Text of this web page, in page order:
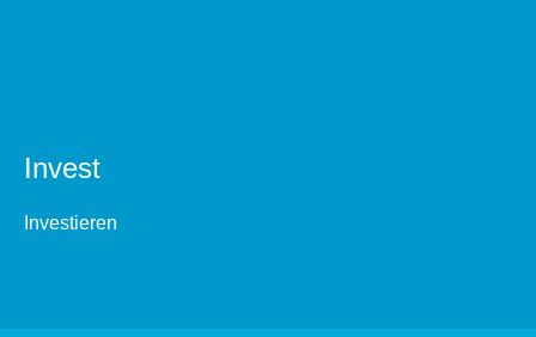
Invest
Investieren